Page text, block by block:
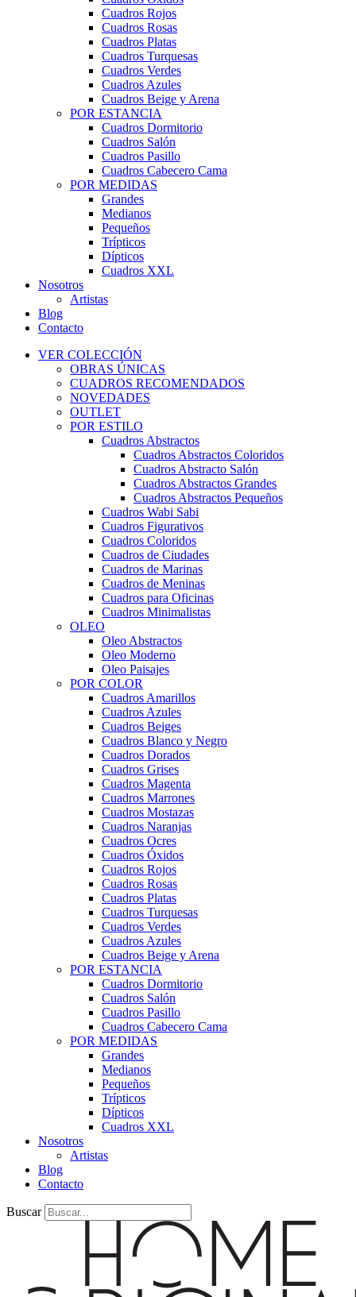
Cuadros Rojos
Cuadros Rosas
Cuadros Platas
Cuadros Turquesas
Cuadros Verdes
Cuadros Azules
Cuadros Beige y Arena
POR ESTANCIA
Cuadros Dormitorio
Cuadros Salón
Cuadros Pasillo
Cuadros Cabecero Cama
POR MEDIDAS
Grandes
Medianos
Pequeños
Trípticos
Dípticos
Cuadros XXL
Nosotros
Artistas
Blog
Contacto
VER COLECCIÓN
OBRAS ÚNICAS
CUADROS RECOMENDADOS
NOVEDADES
OUTLET
POR ESTILO
Cuadros Abstractos
Cuadros Abstractos Coloridos
Cuadros Abstracto Salón
Cuadros Abstractos Grandes
Cuadros Abstractos Pequeños
Cuadros Wabi Sabi
Cuadros Figurativos
Cuadros Coloridos
Cuadros de Ciudades
Cuadros de Marinas
Cuadros de Meninas
Cuadros para Oficinas
Cuadros Minimalistas
OLEO
Oleo Abstractos
Oleo Moderno
Oleo Paisajes
POR COLOR
Cuadros Amarillos
Cuadros Azules
Cuadros Beiges
Cuadros Blanco y Negro
Cuadros Dorados
Cuadros Grises
Cuadros Magenta
Cuadros Marrones
Cuadros Mostazas
Cuadros Naranjas
Cuadros Ocres
Cuadros Óxidos
Cuadros Rojos
Cuadros Rosas
Cuadros Platas
Cuadros Turquesas
Cuadros Verdes
Cuadros Azules
Cuadros Beige y Arena
POR ESTANCIA
Cuadros Dormitorio
Cuadros Salón
Cuadros Pasillo
Cuadros Cabecero Cama
POR MEDIDAS
Grandes
Medianos
Pequeños
Trípticos
Dípticos
Cuadros XXL
Nosotros
Artistas
Blog
Contacto
Buscar